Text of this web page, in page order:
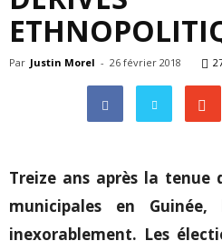
Par Justin Morel - 26 février 2018
Treize ans après la tenue
municipales en
inexorablement. Les